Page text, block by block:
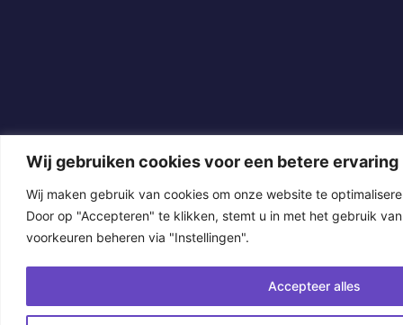
Wij gebruiken cookies voor een betere ervaring
Wij maken gebruik van cookies om onze website te
Door op "Accepteren" te klikken, stemt u in met het gebruik
voorkeuren beheren via "Instellingen".
Accepteer alles